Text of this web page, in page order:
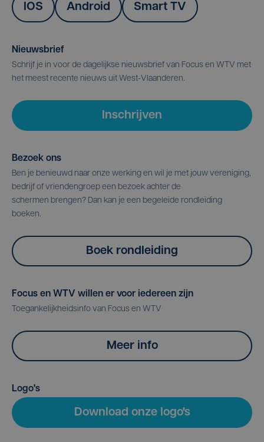
IOS Android Smart TV
Nieuwsbrief
Schrijf je in voor de dagelijkse nieuwsbrief van Focus en WTV met
het meest recente nieuws uit West-Vlaanderen.
Inschrijven
Bezoek ons
Ben je benieuwd naar onze werking en wil je met jouw vereniging,
bedrijf of vriendengroep een bezoek achter de
schermen brengen? Dan kan je een begeleide rondleiding
boeken.
Boek rondleiding
Focus en WTV willen er voor iedereen zijn
Toegankelijkheidsinfo van Focus en WTV
Meer info
Logo's
Download onze logo's